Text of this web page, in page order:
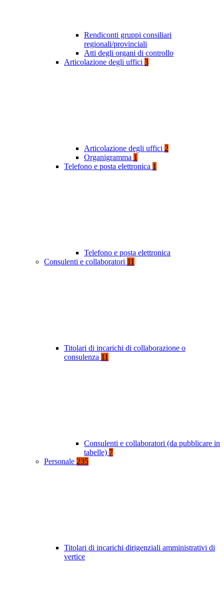
Rendiconti gruppi consiliari
regionali/provinciali
Atti degli organi di controllo
Articolazione degli uffici 3
Articolazione degli uffici 2
Organigramma 1
Telefono e posta elettronica 1
Telefono e posta elettronica
Consulenti e collaboratori 11
Titolari di incarichi di collaborazione o
consulenza 11
Consulenti e collaboratori (da pubblicare in
tabelle) 7
Personale 235
Titolari di incarichi dirigenziali amministrativi di
vertice